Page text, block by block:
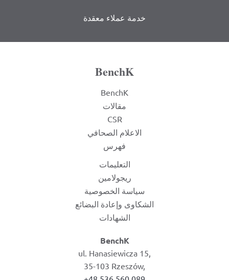
خدمة عملاء معقدة
BenchK
BenchK
مقالات
CSR
الاعلام الصحافي
فهرس
التعليمات
ريجولامين
سياسة الخصوصية
الشكاوى وإعادة البضائع
الشهادات
BenchK
ul. Hanasiewicza 15,
35-103 Rzeszów,